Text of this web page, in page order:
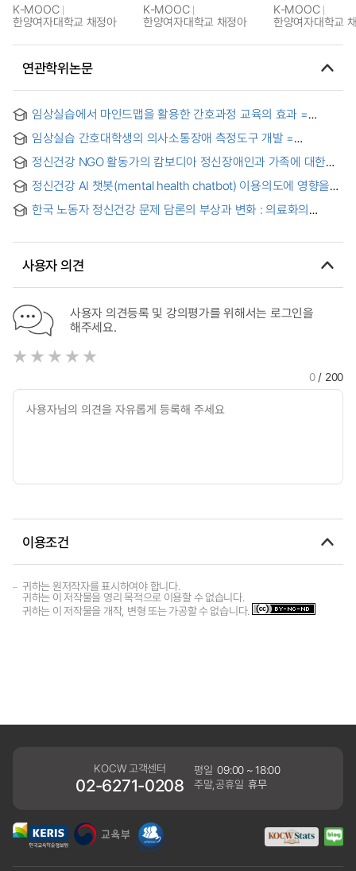
K-MOOC
한양여자대학교 채정아
K-MOOC
한양여자대학교 채정아
K-MOOC
한양여자대학교
연관학위논문
임상실습에서 마인드맵을 활용한 간호과정 교육의 효과 =
Clinical Practice
임상실습 간호대학생의 의사소통장애 측정도구 개발 =
Nursing Students on the Clinical Practice
정신건강 NGO 활동가의 캄보디아 정신장애인과 가족에 대한
정신건강 AI 챗봇(mental health chatbot) 이용의도에 영향을
한국 노동자 정신건강 문제 담론의 부상과 변화 : 의료화의
사용자 의견
사용자 의견등록 및 강의평가를 위해서는 로그인을
해주세요.
0/ 200
이용조건
귀하는 원저작자를 표시하여야 합니다.
귀하는 이 저작물을 영리 목적으로 이용할 수 없습니다.
귀하는 이 저작물을 개작, 변형 또는 가공할 수 없습니다.
KOCW 고객센터
02-6271-0208
평일 09:00 ~ 18:00
주말,공휴일 휴무